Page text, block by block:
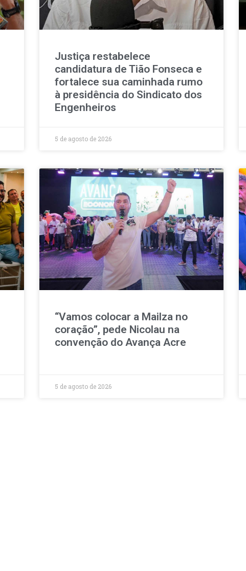
Justiça restabelece
candidatura de Tião Fonseca e
fortalece sua caminhada rumo
à presidência do Sindicato dos
Engenheiros
5 de agosto de 2026
“Vamos colocar a Mailza no
coração”, pede Nicolau na
convenção do Avança Acre
5 de agosto de 2026